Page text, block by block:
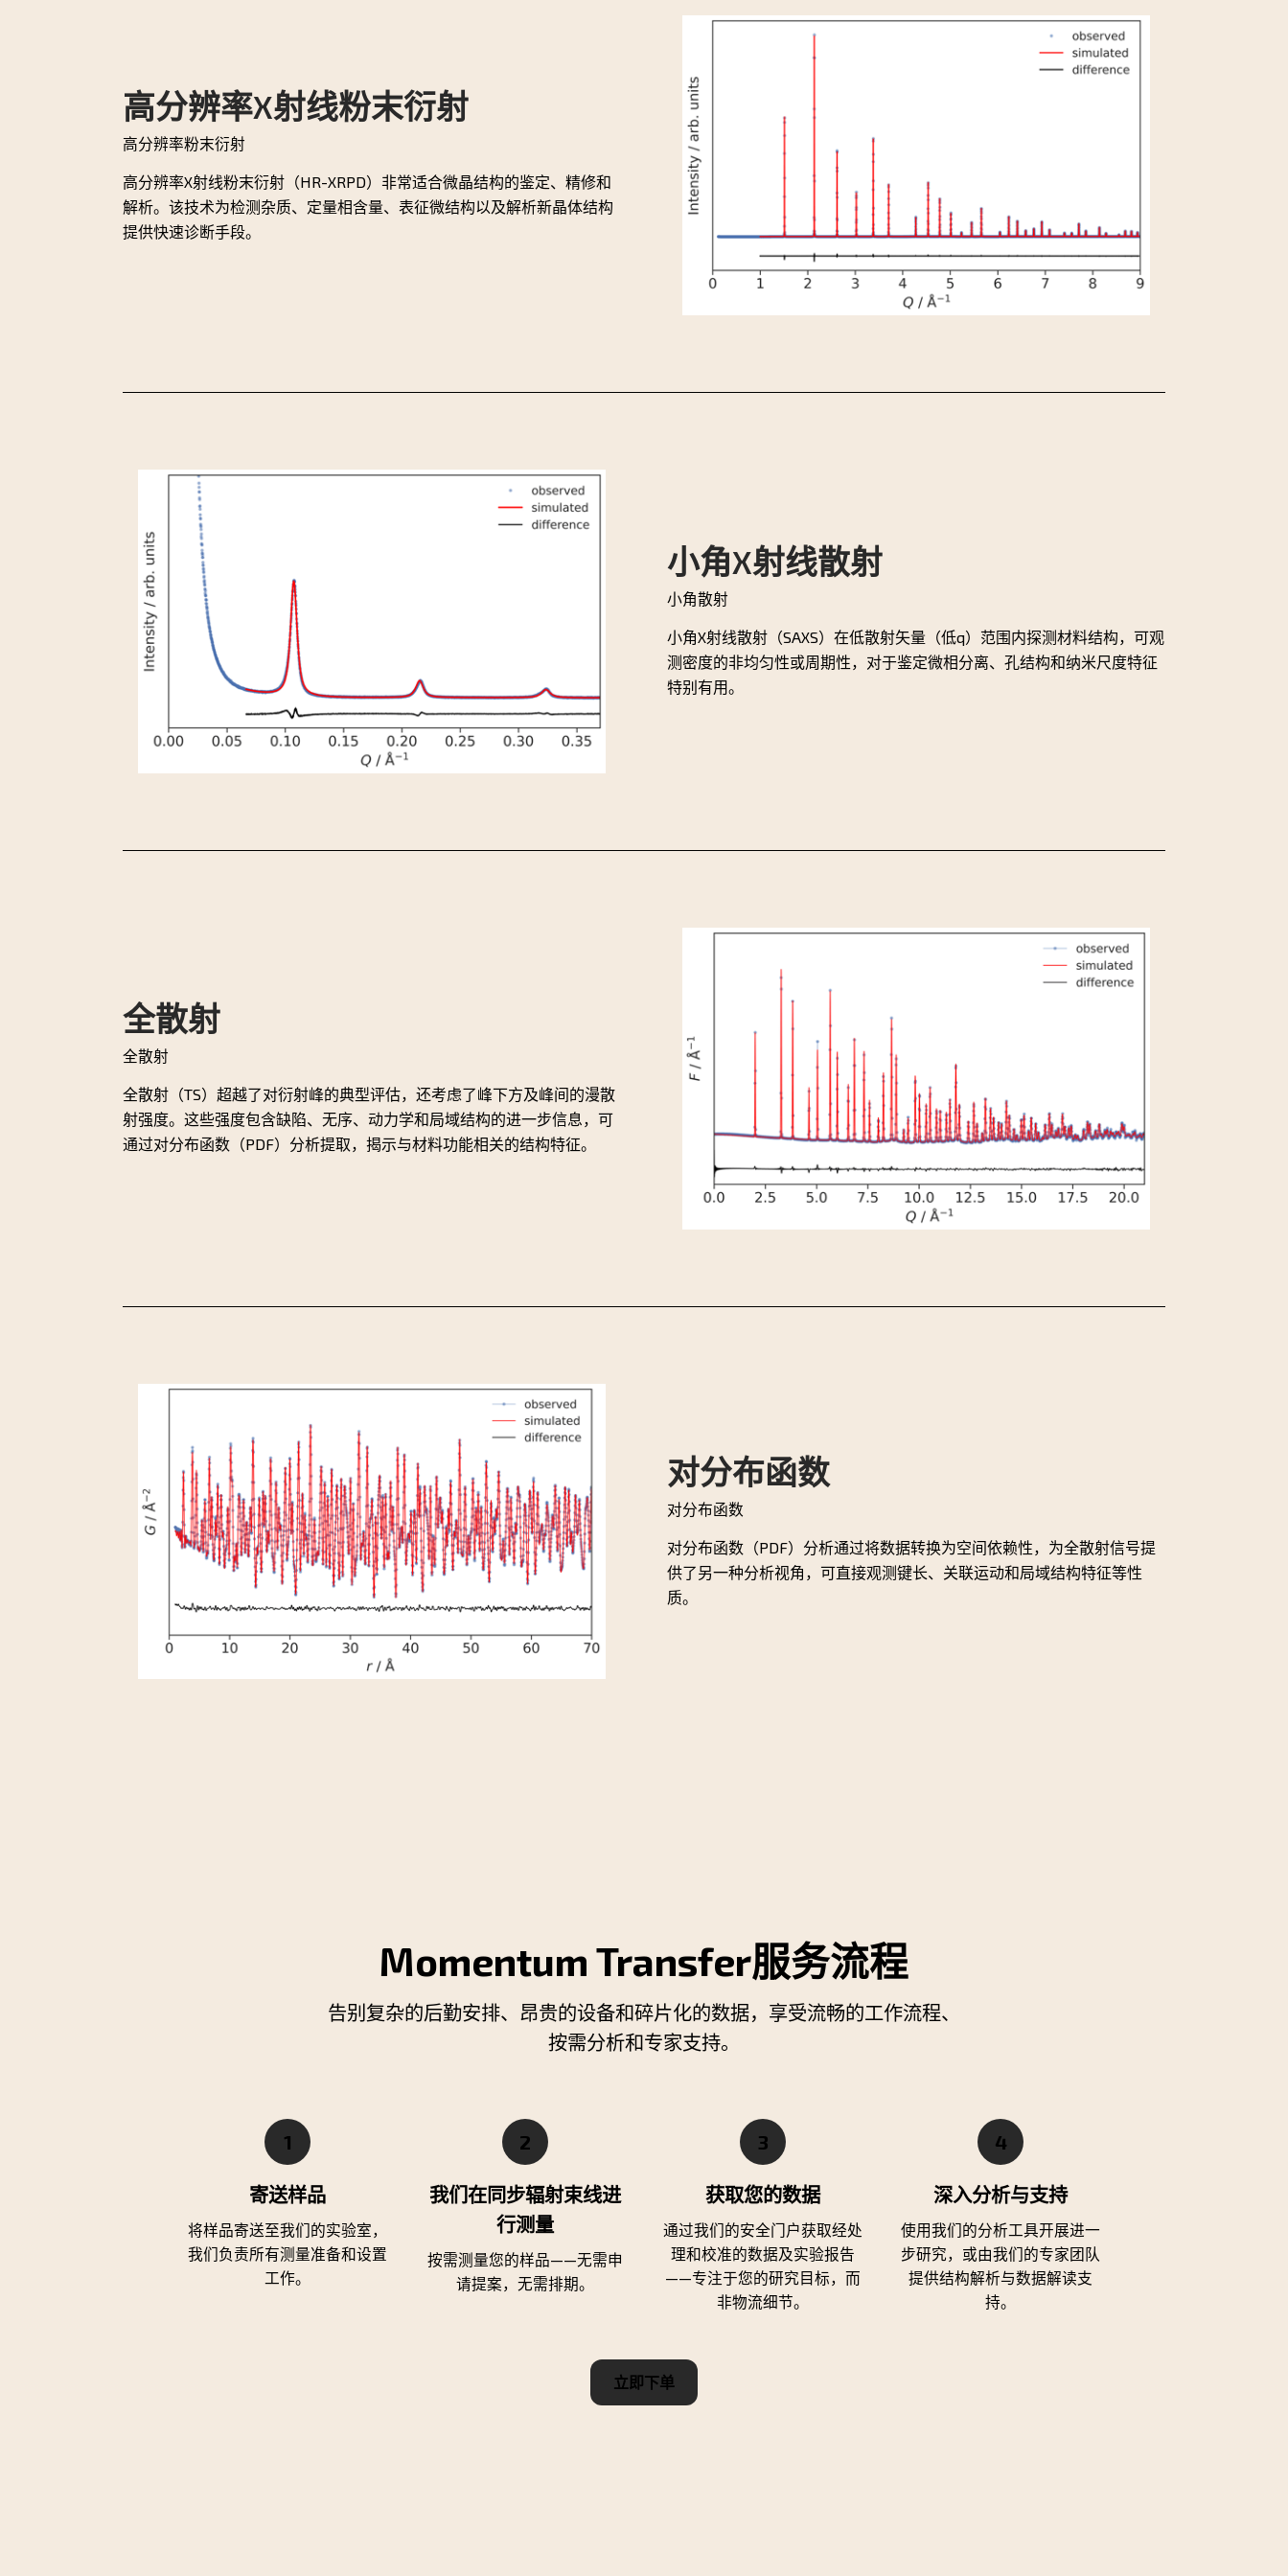
高分辨率X射线粉末衍射
高分辨率粉末衍射
高分辨率X射线粉末衍射（HR-XRPD）非常适合微晶结构的鉴定、精修和
解析。该技术为检测杂质、定量相含量、表征微结构以及解析新晶体结构
提供快速诊断手段。
小角X射线散射
小角散射
小角X射线散射（SAXS）在低散射矢量（低q）范围内探测材料结构，可观
测密度的非均匀性或周期性，对于鉴定微相分离、孔结构和纳米尺度特征
特别有用。
全散射
全散射
全散射（TS）超越了对衍射峰的典型评估，还考虑了峰下方及峰间的漫散
射强度。这些强度包含缺陷、无序、动力学和局域结构的进一步信息，可
通过对分布函数（PDF）分析提取，揭示与材料功能相关的结构特征。
对分布函数
对分布函数
对分布函数（PDF）分析通过将数据转换为空间依赖性，为全散射信号提
供了另一种分析视角，可直接观测键长、关联运动和局域结构特征等性
质。
Momentum Transfer服务流程
告别复杂的后勤安排、昂贵的设备和碎片化的数据，享受流畅的工作流程、
按需分析和专家支持。
1
寄送样品
将样品寄送至我们的实验室，
我们负责所有测量准备和设置
工作。
2
我们在同步辐射束线进
行测量
按需测量您的样品——无需申
请提案，无需排期。
3
获取您的数据
通过我们的安全门户获取经处
理和校准的数据及实验报告
——专注于您的研究目标，而
非物流细节。
4
深入分析与支持
使用我们的分析工具开展进一
步研究，或由我们的专家团队
提供结构解析与数据解读支
持。
立即下单